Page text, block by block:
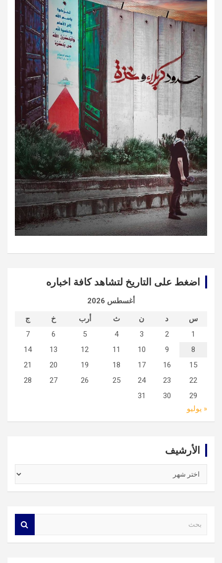
اضغط على التاريخ لتشاهد كافة اخباره
أغسطس 2026
س
د ن ث أرب خ
ج
1
2
3
4
5
6
7
8
9
10
11
12
13
14
15
16
17
18
19
20
21
22
23
24
25
26
27
28
29
30
31
« يوليو
الأرشيف